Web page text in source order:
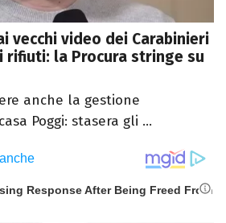
vecchi video dei Carabinieri
rifiuti: la Procura stringe su
anche la gestione
Poggi: stasera gli ...